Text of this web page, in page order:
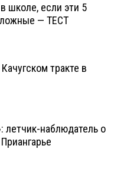
школе, если эти 5
— ТЕСТ
тракте в
летчик-наблюдатель о